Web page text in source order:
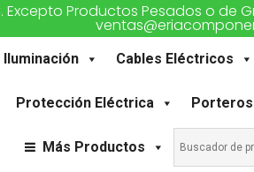
Productos Pesados o de
Iluminación Cables Eléctricos
Protección Eléctrica
Más Productos